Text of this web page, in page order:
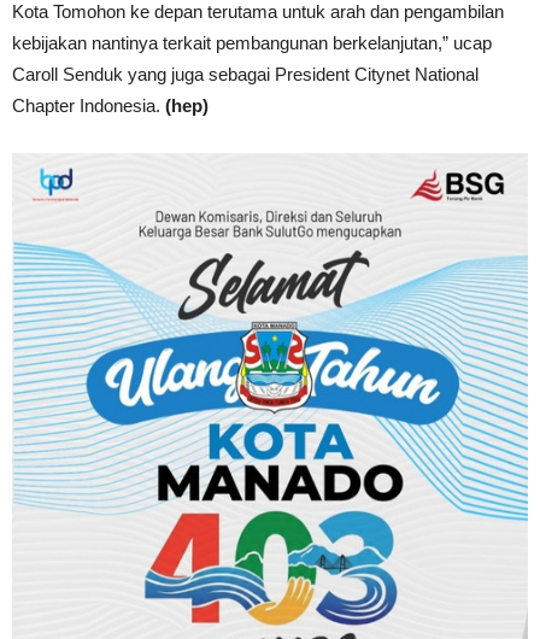
Kota Tomohon ke depan terutama untuk arah dan pengambilan
kebijakan nantinya terkait pembangunan berkelanjutan,” ucap
Caroll Senduk yang juga sebagai President Citynet National
Chapter Indonesia. (hep)